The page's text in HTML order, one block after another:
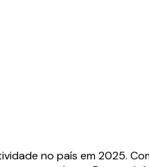
no país em 2025.